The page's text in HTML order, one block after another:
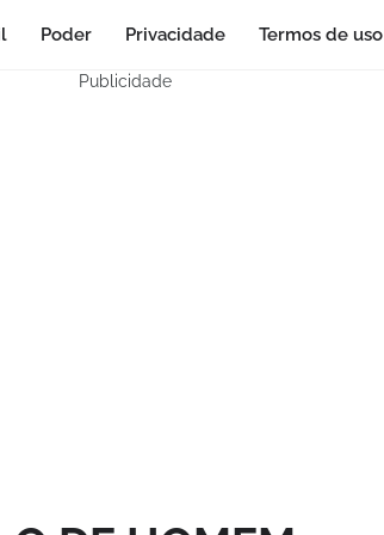
Poder Privacidade Termos de uso
Publicidade